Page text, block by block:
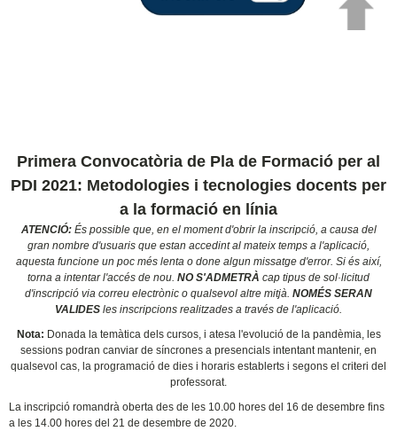
Primera Convocatòria de Pla de Formació per al
PDI 2021: Metodologies i tecnologies docents per
a la formació en línia
ATENCIÓ:És possible que, en el moment d'obrir la inscripció, a causa del
gran nombre d'usuaris que estan accedint al mateix temps a l'aplicació,
aquesta funcione un poc més lenta o done algun missatge d'error. Si és així,
torna a intentar l'accés de nou.NO S'ADMETRÀ cap tipus de sol·licitud
d'inscripció via correu electrònic o qualsevol altre mitjà.NOMÉS SERAN
VALIDES les inscripcions realitzades a través de l'aplicació.
Nota: Donada la temàtica dels cursos, i atesa l'evolució de la pandèmia, les
sessions podran canviar de síncrones a presencials intentant mantenir, en
qualsevol cas, la programació de dies i horaris establerts i segons el criteri del
professorat.
La inscripció romandrà oberta des de les 10.00 hores del 16 de desembre fins
a les 14.00 hores del 21 de desembre de 2020.